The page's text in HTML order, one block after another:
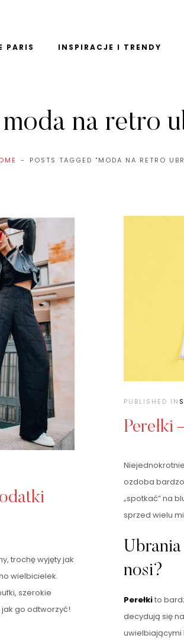
PARIS INSPIRACJE I TRENDY
moda na retro
POSTS TAGGED "MODA NA RETRO
trochę wyjęty jak
wielbicielek.
szerokie
jak go odtworzyć!
PUBLISHED IN
Perełki
ozdoba
„spotkać” na
sprzed wielu
nosi?
Perełkito
decydują się
uwielbiającymi